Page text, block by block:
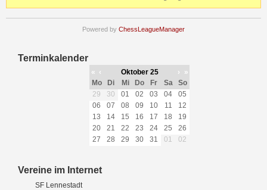
Powered by ChessLeagueManager
Terminkalender
« ‹ Oktober 25 ›
»
Mo
Di Mi Do Fr Sa
So
29
30 01 02 03 04
05
06
07 08 09 10 11
12
13
14 15 16 17 18
19
20
21 22 23 24 25
26
27
28 29 30 31 01 02
Vereine im Internet
SF Lennestadt